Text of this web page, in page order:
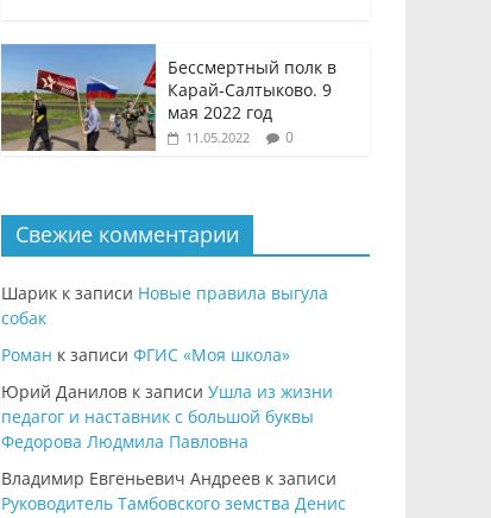
Бессмертный полк в
Карай-Салтыково. 9
мая 2022 год
11.05.2022 0
Свежие комментарии
Шарик к записи Новые правила выгула
собак
Роман к записи ФГИС «Моя школа»
Юрий Данилов к записи Ушла из жизни
педагог и наставник с большой буквы
Федорова Людмила Павловна
Владимир Евгеньевич Андреев к записи
Руководитель Тамбовского земства Денис